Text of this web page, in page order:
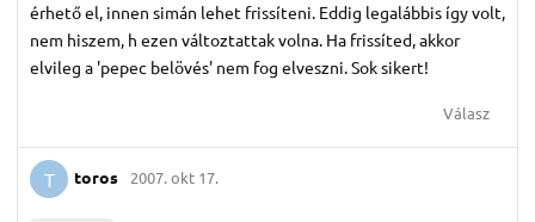
érhető el, innen simán lehet frissíteni. Eddig legalábbis így volt,
nem hiszem, h ezen változtattak volna. Ha frissíted, akkor
elvileg a 'pepec belövés' nem fog elveszni. Sok sikert!
Válasz
T toros 2007. okt 17.